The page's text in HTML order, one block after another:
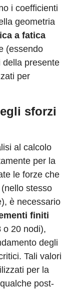
i coefficienti
geometria
a fatica
(essendo
della presente
per
sforzi
al calcolo
per la
le forze che
stesso
è necessario
finiti
o 20 nodi),
degli
Tali valori
per la
post-